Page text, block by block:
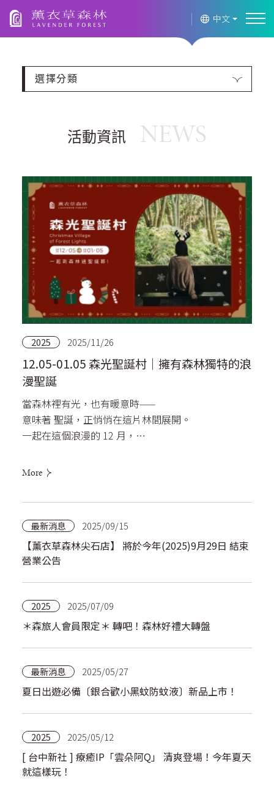
中文
選擇分類
活動資訊 NEWS
2025 2025/11/26
12.05-01.05 森光聖誕村｜擁有森林獨特的浪
漫聖誕
當森林裡有光，也有暖意時——
意味著 聖誕，正悄悄在這片林間展開。
一起在這個浪漫的 12 月，
More
最新消息 2025/09/15
【薰衣草森林尖石店】 將於今年(2025)9月29日 結束
營業公告
2025 2025/07/09
＊森旅人會員限定＊ 轉吧！森林好禮大轉盤
最新消息 2025/05/27
夏日出遊必備〔銀合歡小黑蚊防蚊液〕新品上市！
2025 2025/05/12
[ 台中新社 ] 療癒IP「雲朵阿Q」 清爽登場！今年夏天
就這樣玩！